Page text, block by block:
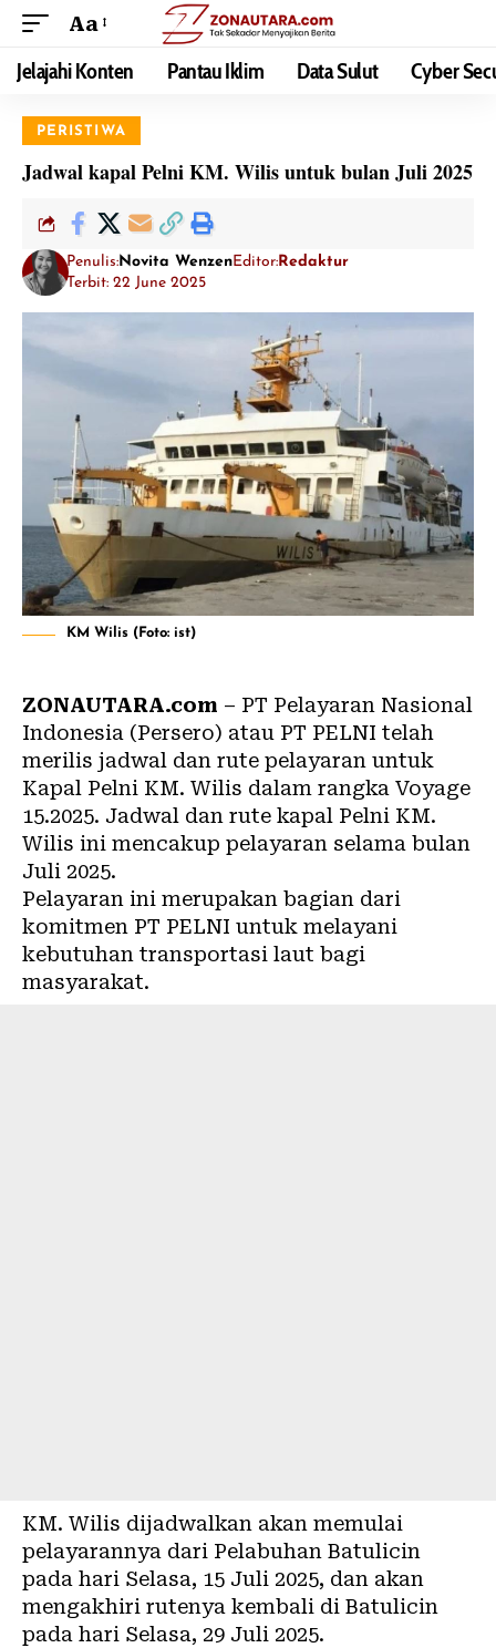
Aa
Jelajahi Konten Pantau Iklim Data Sulut Cyber
PERISTIWA
Jadwal kapal Pelni KM. Wilis untuk bulan Juli 2025
Penulis:Novita WenzenEditor:Redaktur
Terbit: 22 June 2025
KM Wilis (Foto: ist)
ZONAUTARA.com – PT Pelayaran Nasional
Indonesia (Persero) atau PT PELNI telah
merilis jadwal dan rute pelayaran untuk
Kapal Pelni KM. Wilis dalam rangka Voyage
15.2025. Jadwal dan rute kapal Pelni KM.
Wilis ini mencakup pelayaran selama bulan
Juli 2025.
Pelayaran ini merupakan bagian dari
komitmen PT PELNI untuk melayani
kebutuhan transportasi laut bagi
masyarakat.
KM. Wilis dijadwalkan akan memulai
pelayarannya dari Pelabuhan Batulicin
pada hari Selasa, 15 Juli 2025, dan akan
mengakhiri rutenya kembali di Batulicin
pada hari Selasa, 29 Juli 2025.